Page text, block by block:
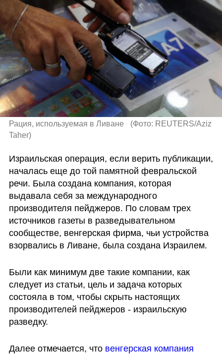
Рация, используемая в Ливане (Фото: REUTERS/Aziz
Taher)
Израильская операция, если верить публикации,
началась еще до той памятной февральской
речи. Была создана компания, которая
выдавала себя за международного
производителя пейджеров. По словам трех
источников газеты в разведывательном
сообществе, венгерская фирма, чьи устройства
взорвались в Ливане, была создана Израилем.
Были как минимум две такие компании, как
следует из статьи, цель и задача которых
состояла в том, чтобы скрыть настоящих
производителей пейджеров - израильскую
разведку.
Далее отмечается, что венгерская компания